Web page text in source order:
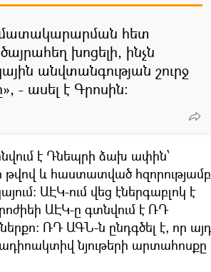
հետ
խոցելի, ինչն
անվտանգության շուրջ
- ասել է Գրոսին:
է Դնեպրի ձախ ափին՝
թվով և հաստատված հզորությամբ
ԱԷԿ-ում վեց էներգաբլոկ է
ԱԷԿ-ը գտնվում է ՌԴ
ՌԴ ԱԳՆ-ն ընդգծել է, որ այդ
նյութերի արտահոսքը